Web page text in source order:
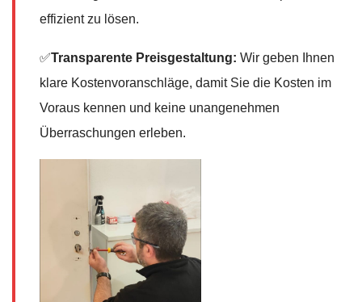
effizient zu lösen.
✅Transparente Preisgestaltung: Wir geben Ihnen
klare Kostenvoranschläge, damit Sie die Kosten im
Voraus kennen und keine unangenehmen
Überraschungen erleben.